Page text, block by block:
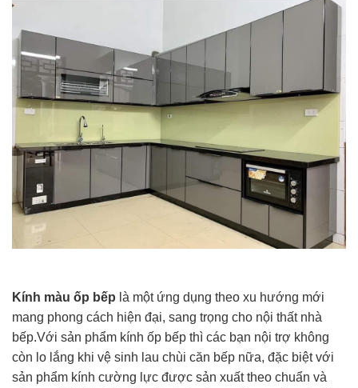
Kính màu ốp bếp là một ứng dụng theo xu hướng mới
mang phong cách hiện đại, sang trọng cho nội thất nhà
bếp.Với sản phẩm kính ốp bếp thì các bạn nội trợ không
còn lo lắng khi vệ sinh lau chùi căn bếp nữa, đặc biệt với
sản phẩm kính cường lực được sản xuất theo chuẩn và